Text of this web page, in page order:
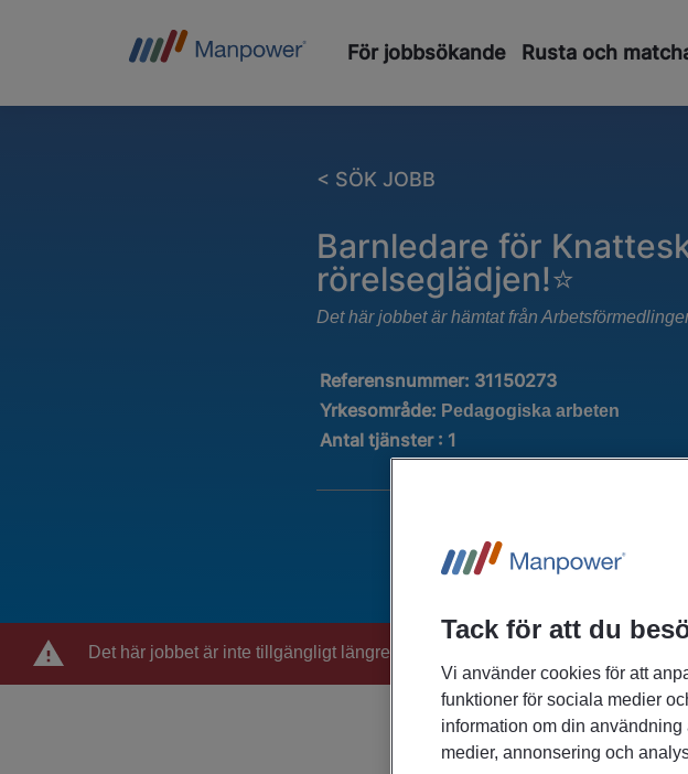
För jobbsökande Rusta och
< SÖK JOBB
Barnledare för
rörelseglädjen!⭐
Det här jobbet är hämtat från
Referensnummer: 31150273
Yrkesområde: Pedagogiska arbeten
Antal tjänster : 1
Det här jobbet är inte tillgängligt längre
Tack för att du
Vi använder cookies för att
funktioner för sociala medier
information om din
medier, annonsering och